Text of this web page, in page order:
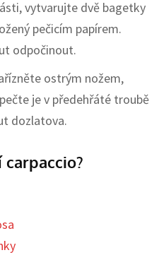
vytvarujte dvě bagetky
pečicím papírem.
odpočinout.
ostrým nožem,
je v předehřáté troubě
dozlatova.